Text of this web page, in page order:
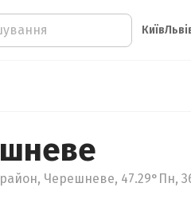
Київ
Черешневе, 47.29°Пн,